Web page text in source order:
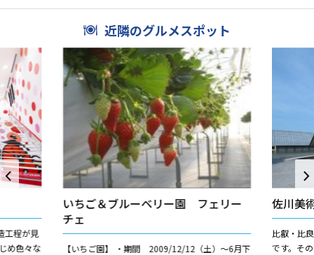
近隣のグルメスポット
工程が見
め色々な
いちご＆ブルーベリー園 フェリー
チェ
【いちご園】 ・期間 2009/12/12（土）〜6月下
佐川美
比叡・比
です。そ